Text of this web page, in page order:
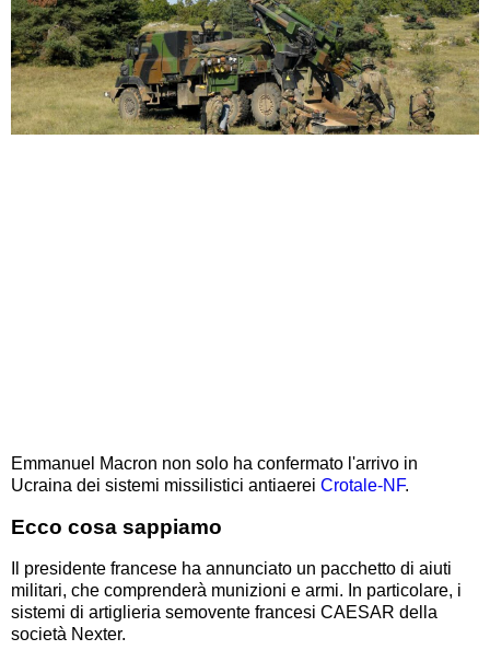
Emmanuel Macron non solo ha confermato l'arrivo in
Ucraina dei sistemi missilistici antiaerei Crotale-NF.
Ecco cosa sappiamo
Il presidente francese ha annunciato un pacchetto di aiuti
militari, che comprenderà munizioni e armi. In particolare, i
sistemi di artiglieria semovente francesi CAESAR della
società Nexter.